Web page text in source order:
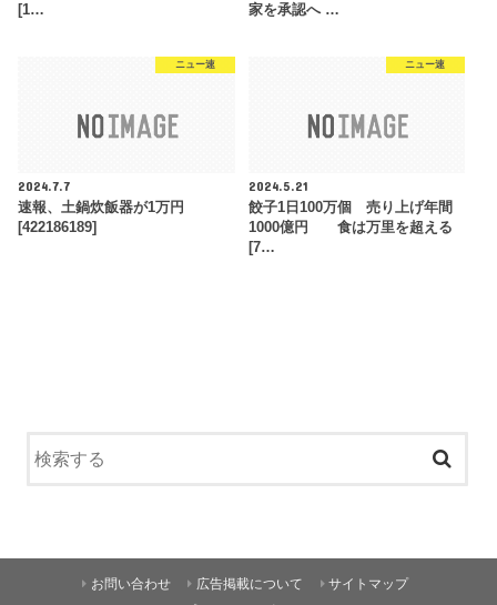
[1…
家を承認へ …
ニュー速
2024.7.7
速報、土鍋炊飯器が1万円
[422186189]
ニュー速
2024.5.21
餃子1日100万個 売り上げ年間
1000億円 食は万里を超える
[7…
お問い合わせ 広告掲載について
サイトマップ